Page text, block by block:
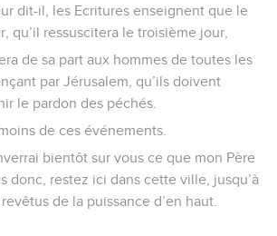
dit-il, les Ecritures enseignent que le
qu’il ressuscitera le troisième jour,
de sa part aux hommes de toutes les
par Jérusalem, qu’ils doivent
le pardon des péchés.
de ces événements.
bientôt sur vous ce que mon Père
donc, restez ici dans cette ville, jusqu’à
de la puissance d’en haut.